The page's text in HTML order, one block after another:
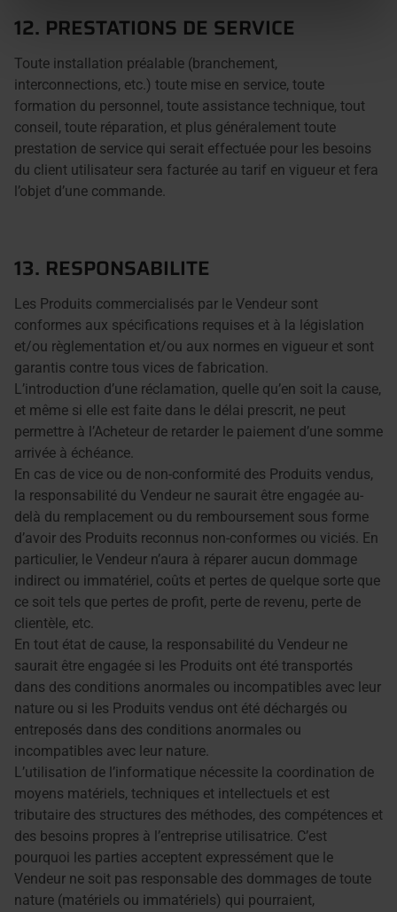
12. PRESTATIONS DE SERVICE
Toute installation préalable (branchement,
interconnections, etc.) toute mise en service, toute
formation du personnel, toute assistance technique, tout
conseil, toute réparation, et plus généralement toute
prestation de service qui serait effectuée pour les besoins
du client utilisateur sera facturée au tarif en vigueur et fera
l’objet d’une commande.
13. RESPONSABILITE
Les Produits commercialisés par le Vendeur sont
conformes aux spécifications requises et à la législation
et/ou règlementation et/ou aux normes en vigueur et sont
garantis contre tous vices de fabrication.
L’introduction d’une réclamation, quelle qu’en soit la cause,
et même si elle est faite dans le délai prescrit, ne peut
permettre à l’Acheteur de retarder le paiement d’une somme
arrivée à échéance.
En cas de vice ou de non-conformité des Produits vendus,
la responsabilité du Vendeur ne saurait être engagée au-
delà du remplacement ou du remboursement sous forme
d’avoir des Produits reconnus non-conformes ou viciés. En
particulier, le Vendeur n’aura à réparer aucun dommage
indirect ou immatériel, coûts et pertes de quelque sorte que
ce soit tels que pertes de profit, perte de revenu, perte de
clientèle, etc.
En tout état de cause, la responsabilité du Vendeur ne
saurait être engagée si les Produits ont été transportés
dans des conditions anormales ou incompatibles avec leur
nature ou si les Produits vendus ont été déchargés ou
entreposés dans des conditions anormales ou
incompatibles avec leur nature.
L’utilisation de l’informatique nécessite la coordination de
moyens matériels, techniques et intellectuels et est
tributaire des structures des méthodes, des compétences et
des besoins propres à l’entreprise utilisatrice. C’est
pourquoi les parties acceptent expressément que le
Vendeur ne soit pas responsable des dommages de toute
nature (matériels ou immatériels) qui pourraient,